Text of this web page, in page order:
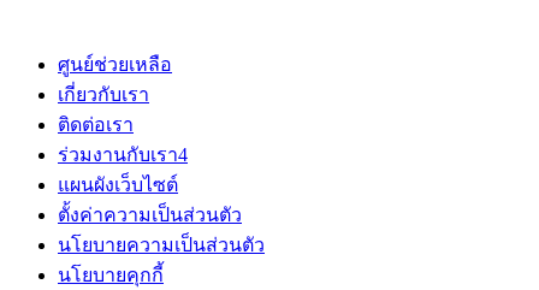
ศูนย์ช่วยเหลือ
เกี่ยวกับเรา
ติดต่อเรา
ร่วมงานกับเรา4
แผนผังเว็บไซต์
ตั้งค่าความเป็นส่วนตัว
นโยบายความเป็นส่วนตัว
นโยบายคุกกี้